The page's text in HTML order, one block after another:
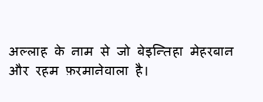
अल्लाह के नाम से जो बेइन्तिहा मेहरबान
और रहम फ़रमानेवाला है।